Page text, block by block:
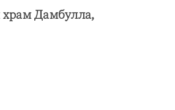
Дамбулла,